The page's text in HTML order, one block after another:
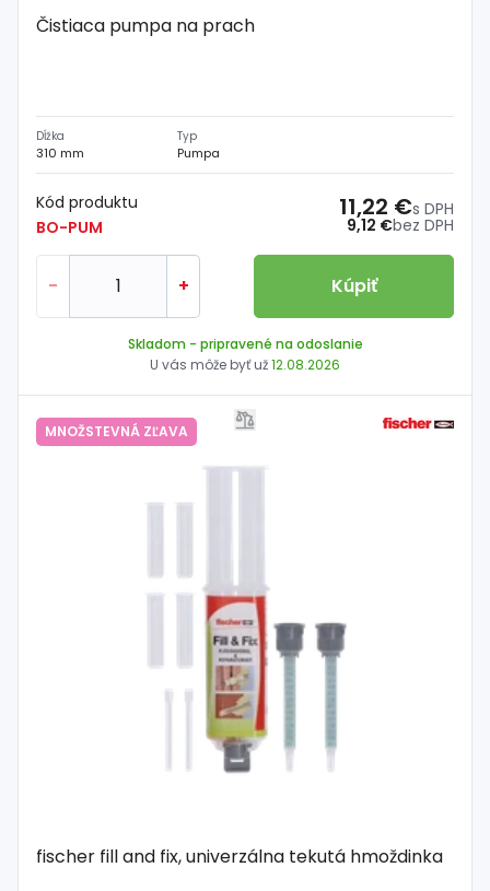
Čistiaca pumpa na prach
Dĺžka
310 mm
Typ
Pumpa
Kód produktu
BO-PUM
9,12 €bez DPH
11,22 €s DPH
- + Kúpiť
Skladom - pripravené na odoslanie
U vás môže byť už12.08.2026
MNOŽSTEVNÁ ZĽAVA
fischer fill and fix, univerzálna tekutá hmoždinka